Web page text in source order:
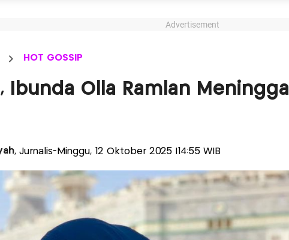
Advertisement
HOT GOSSIP
Ibunda Olla Ramlan Meninggal
, Jurnalis-Minggu, 12 Oktober 2025 |14:55 WIB